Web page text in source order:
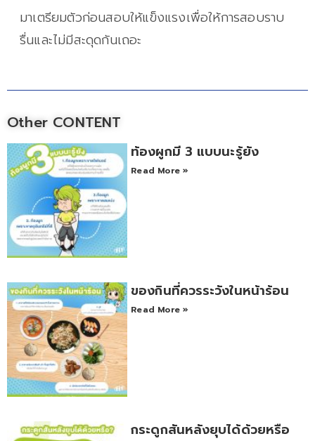
มาเตรียมตัวก่อนสอบให้แข็งแรงเพื่อให้การสอบราบ
รื่นและไม่มีสะดุดกันเถอะ
Other CONTENT
ท้องผูกมี 3 แบบนะรู้ยัง
Read More »
ของกินที่ควรระวังในหน้าร้อน
Read More »
กระดูกสันหลังยุบได้ด้วยหรือ